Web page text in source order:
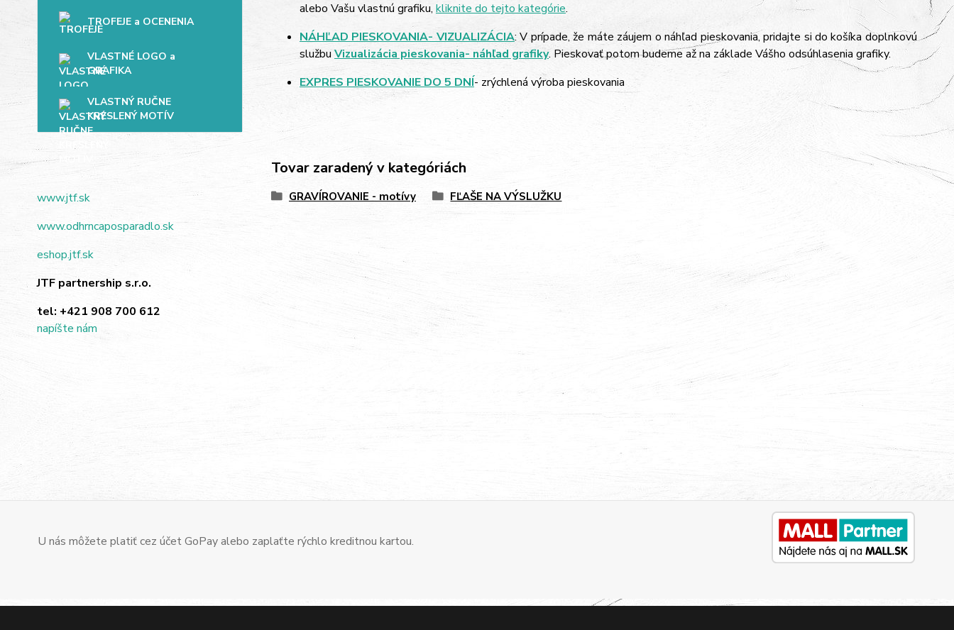
TROFEJE a OCENENIA
VLASTNÉ LOGO a
GRAFIKA
VLASTNÝ RUČNE
KRESLENÝ MOTÍV
www.jtf.sk
www.odhrncaposparadlo.sk
eshop.jtf.sk
JTF partnership s.r.o.
tel: +421 908 700 612
napíšte nám
alebo Vašu vlastnú grafiku, kliknite do tejto kategórie.
NÁHĽAD PIESKOVANIA- VIZUALIZÁCIA: V prípade, že máte záujem o náhľad pieskovania, pridajte si do košíka doplnkovú
službu Vizualizácia pieskovania- náhľad grafiky. Pieskovať potom budeme až na základe Vášho odsúhlasenia grafiky.
EXPRES PIESKOVANIE DO 5 DNÍ- zrýchlená výroba pieskovania
Tovar zaradený v kategóriách
GRAVÍROVANIE - motívy FĽAŠE NA VÝSLUŽKU
U nás môžete platiť cez účet GoPay alebo zaplaťte rýchlo kreditnou kartou.